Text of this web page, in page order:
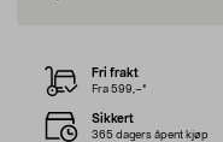
Fri frakt
Fra 599,–*
Sikkert
365 dagers åpent kjøp